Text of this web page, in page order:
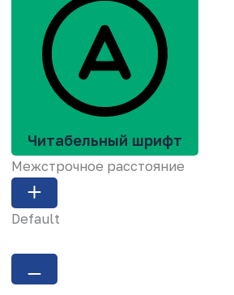
Читабельный шрифт
Межстрочное расстояние
Default